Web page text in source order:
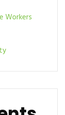
Workers